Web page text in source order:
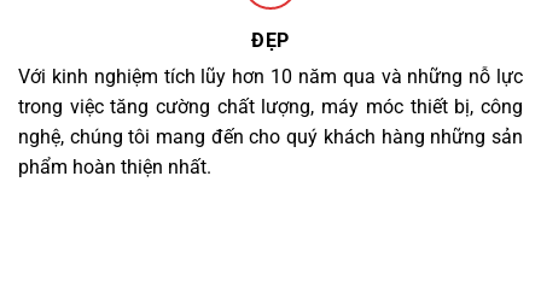
ĐẸP
Với kinh nghiệm tích lũy hơn 10 năm qua và những nỗ lực
trong việc tăng cường chất lượng, máy móc thiết bị, công
nghệ, chúng tôi mang đến cho quý khách hàng những sản
phẩm hoàn thiện nhất.